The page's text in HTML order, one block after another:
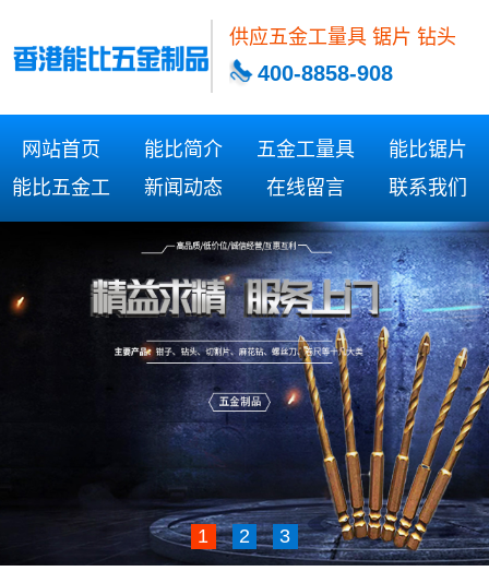
供应五金工量具 锯片 钻头
400-8858-908
网站首页 能比简介 五金工量具
能比锯片
能比五金工
新闻动态 在线留言 联系我们
1 2 3